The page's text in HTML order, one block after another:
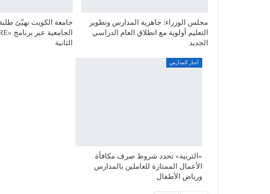
مجلس الوزراء: جاهزية المدارس وتطوير
التعليم أولوية مع انطلاق العام الدراسي
الجديد
جامعة الكويت تهيّئ طلبة
الثانية
أخبار المدارس
«التربية» تحدد شروط صرف مكافأة
الأعمال الممتازة للعاملين بالمدارس
ورياض الأطفال